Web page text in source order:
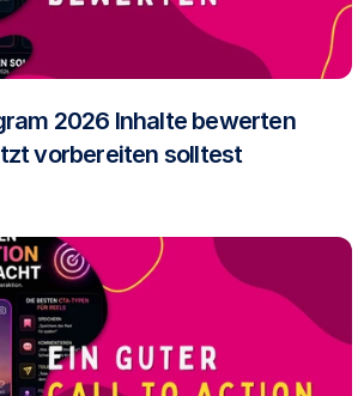
2026 Inhalte bewerten
vorbereiten solltest